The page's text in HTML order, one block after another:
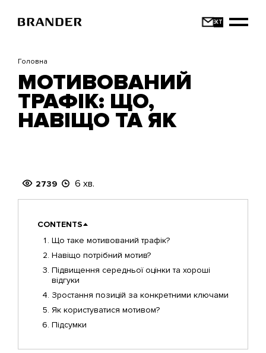
основного
Головна
МОТИВОВАНИЙ
ТРАФІК: ЩО,
НАВІЩО ТА ЯК
2739 6 хв.
CONTENTS
Що таке мотивований трафік?
Навіщо потрібний мотив?
Підвищення середньої оцінки та хороші
відгуки
Зростання позицій за конкретними ключами
Як користуватися мотивом?
Підсумки